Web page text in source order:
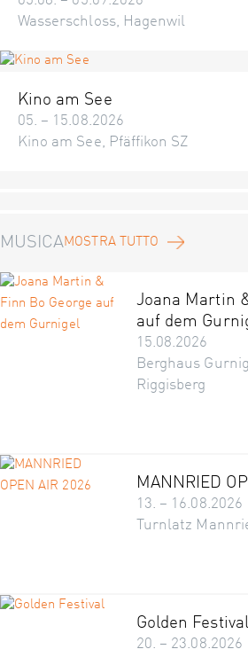
Wasserschloss, Hagenwil
Kino am See
05. – 15.08.2026
Kino am See, Pfäffikon SZ
MUSICAMOSTRA TUTTO
Joana Martin
auf dem
15.08.2026
Berghaus
Riggisberg
MANNRIED
13. – 16.08.2026
Turnlatz
Golden Festival
20. – 23.08.2026